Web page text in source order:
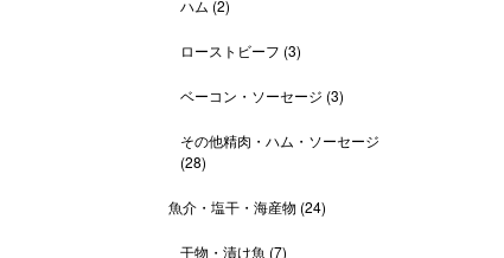
ハム (2)
ローストビーフ (3)
ベーコン・ソーセージ (3)
その他精肉・ハム・ソーセージ
(28)
魚介・塩干・海産物 (24)
干物・漬け魚 (7)